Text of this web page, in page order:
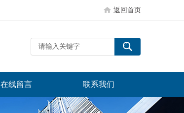
返回首页
在线留言 联系我们